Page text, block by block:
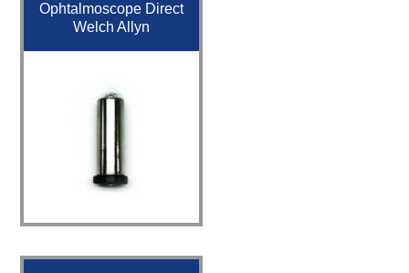
Ophtalmoscope Direct
Welch Allyn